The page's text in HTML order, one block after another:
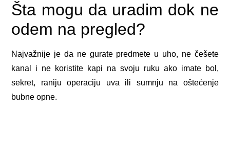
Šta mogu da uradim dok ne
odem na pregled?
Najvažnije je da ne gurate predmete u uho, ne češete
kanal i ne koristite kapi na svoju ruku ako imate bol,
sekret, raniju operaciju uva ili sumnju na oštećenje
bubne opne.